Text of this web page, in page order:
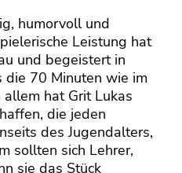
humorvoll und
Leistung hat
und begeistert in
die 70 Minuten wie im
hat Grit Lukas
die jeden
des Jugendalters,
sollten sich Lehrer,
sie das Stück